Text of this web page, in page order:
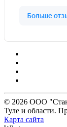
© 2026 ООО
Туле и области.
Карта сайта